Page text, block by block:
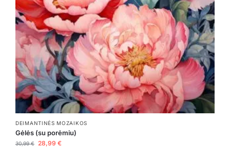
DEIMANTINĖS MOZAIKOS
Gėlės (su porėmiu)
30,99€ 28,99 €